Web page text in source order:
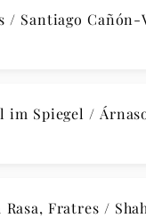
/ Santiago Cañón-
im Spiegel /
Rasa, Fratres /